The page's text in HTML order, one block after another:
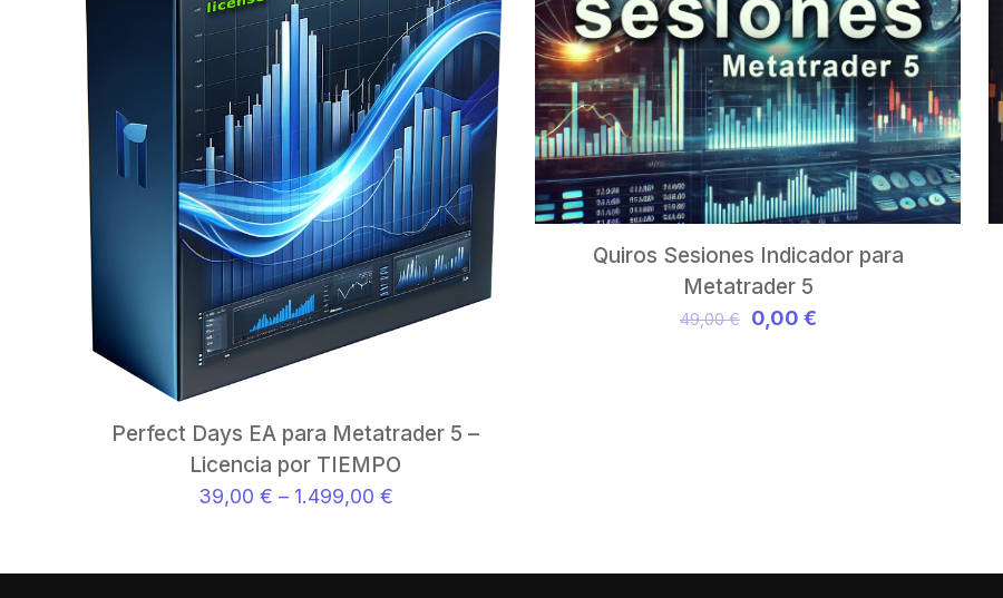
Perfect Days EA para Metatrader 5 –
Licencia por TIEMPO
39,00 € – 1.499,00 €
Quiros Sesiones Indicador para
Metatrader 5
49,00€
El
0,00 €El